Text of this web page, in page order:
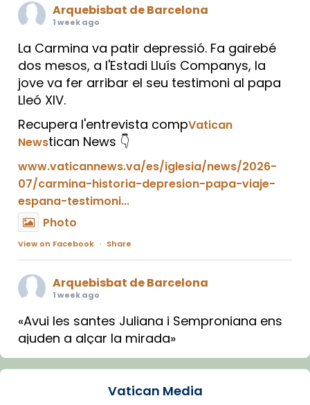
Arquebisbat de Barcelona
1 week ago
La Carmina va patir depressió. Fa gairebé
dos mesos, a l'Estadi Lluís Companys, la
jove va fer arribar el seu testimoni al papa
Lleó XIV.
Recupera l'entrevista compVatican
Newstican News 👇
www.vaticannews.va/es/iglesia/news/2026-
07/carmina-historia-depresion-papa-viaje-
espana-testimoni...
Photo
View on Facebook · Share
Arquebisbat de Barcelona
1 week ago
«Avui les santes Juliana i Semproniana ens
ajuden a alçar la mirada»
Mons. Sergi Gordo, bisbe de Tortosa, ha
Santes de Mataró.Vatican Media